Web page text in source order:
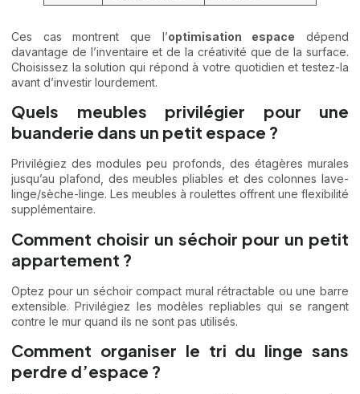
Ces cas montrent que l’optimisation espace dépend
davantage de l’inventaire et de la créativité que de la surface.
Choisissez la solution qui répond à votre quotidien et testez-la
avant d’investir lourdement.
Quels meubles privilégier pour une
buanderie dans un petit espace ?
Privilégiez des modules peu profonds, des étagères murales
jusqu’au plafond, des meubles pliables et des colonnes lave-
linge/sèche-linge. Les meubles à roulettes offrent une flexibilité
supplémentaire.
Comment choisir un séchoir pour un petit
appartement ?
Optez pour un séchoir compact mural rétractable ou une barre
extensible. Privilégiez les modèles repliables qui se rangent
contre le mur quand ils ne sont pas utilisés.
Comment organiser le tri du linge sans
perdre d’espace ?